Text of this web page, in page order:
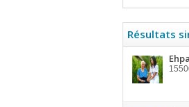
Résultats